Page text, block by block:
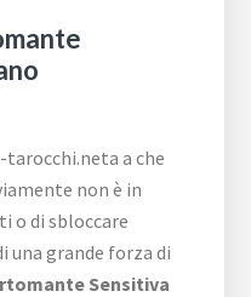
a che
non è in
o di sbloccare
una grande forza di
Sensitiva